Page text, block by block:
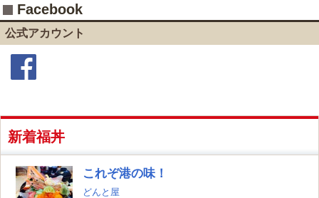
Facebook
公式アカウント
新着福丼
これぞ港の味！
どんと屋